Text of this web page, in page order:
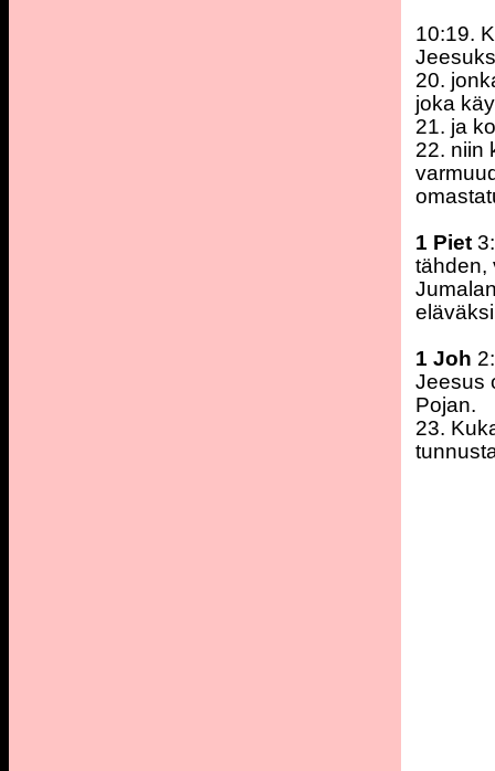
10:19.
20.
joka
21. ja
22. niin
1 Piet
tähden,
1 Joh
Jeesus
Pojan.
23.